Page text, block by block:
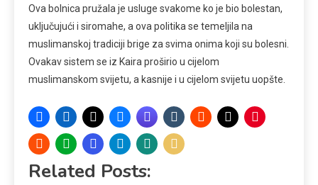
Ova bolnica pružala je usluge svakome ko je bio bolestan,
uključujući i siromahe, a ova politika se temeljila na
muslimanskoj tradiciji brige za svima onima koji su bolesni.
Ovakav sistem se iz Kaira proširio u cijelom
muslimanskom svijetu, a kasnije i u cijelom svijetu uopšte.
Related Posts: